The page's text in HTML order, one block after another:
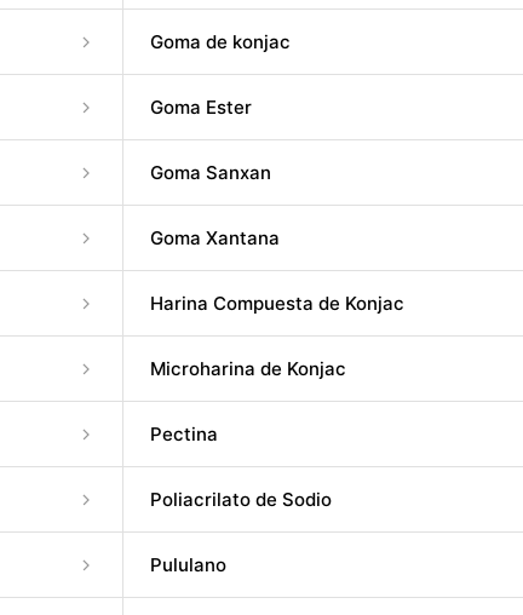
Goma de konjac
Goma Ester
Goma Sanxan
Goma Xantana
Harina Compuesta de Konjac
Microharina de Konjac
Pectina
Poliacrilato de Sodio
Pululano